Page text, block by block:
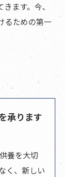
ます。今、
るための第一
承ります
養を大切
く、新しい